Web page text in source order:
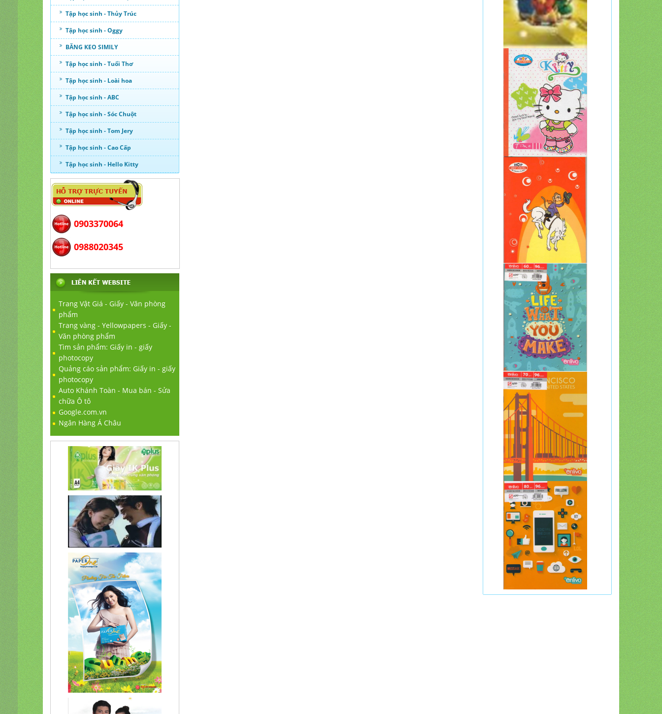
Tập học sinh - Thủy Trúc
Tập học sinh - Oggy
BĂNG KEO SIMILY
Tập học sinh - Tuổi Thơ
Tập học sinh - Loài hoa
Tập học sinh - ABC
Tập học sinh - Sóc Chuột
Tập học sinh - Tom Jery
Tập học sinh - Cao Cấp
Tập học sinh - Hello Kitty
0903370064
0988020345
Trang Vật Giá - Giấy - Văn phòng
phẩm
Trang vàng - Yellowpapers - Giấy -
Văn phòng phẩm
Tìm sản phẩm: Giấy in - giấy
photocopy
Quảng cáo sản phẩm: Giấy in - giấy
photocopy
Auto Khánh Toàn - Mua bán - Sửa
chữa Ô tô
Google.com.vn
Ngân Hàng Á Châu